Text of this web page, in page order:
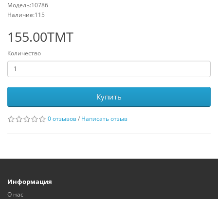
Модель:10786
Наличие:115
155.00TMT
Количество
Купить
0 отзывов/ Написать отзыв
Информация
О нас